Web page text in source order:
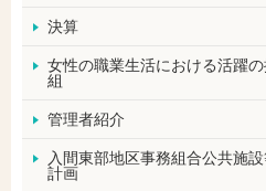
決算
女性の職業生活における活躍
組
管理者紹介
入間東部地区事務組合公共施
計画